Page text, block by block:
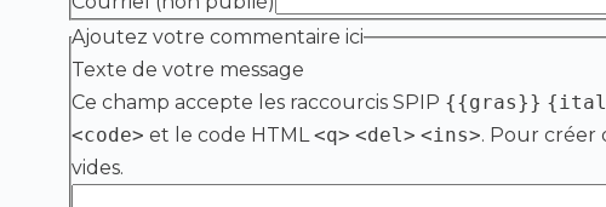
Ajoutez votre commentaire ici
Texte de votre message
Ce champ accepte les raccourcis SPIP {{gras}}
<code> et le code HTML<q> <del> <ins>. Pour créer
vides.